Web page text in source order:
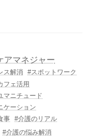
アマネジャー
ス解消
#スポットワーク
フェ活用
マニチュード
ケーション
事 #介護のリアル
#介護の悩み解消